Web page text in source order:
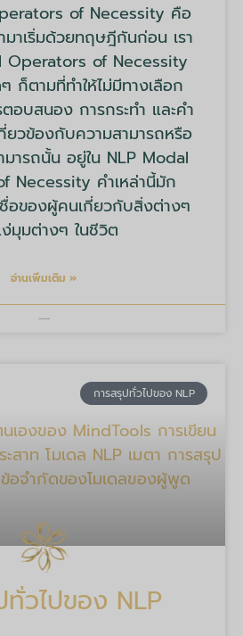
of Necessity คือ
มาเริ่มด้วยทฤษฎีกันก่อน เรา
Operators of Necessity
ก็ตามที่ทำให้ไม่มีทางเลือก
อบสนอง การกระทำ และคำ
วข้องกับความสามารถหรือ
มารถนั้น อยู่ใน NLP Modal
Necessity คำเหล่านี้มัก
ชื่อของผู้คนเกี่ยวกับสิ่งต่างๆ
ง่มุมต่างๆ ในชีวิต
อ่านเพิ่มเติม »
การสรุปทั่วไปของ NLP
ทั่วไปของ NLP